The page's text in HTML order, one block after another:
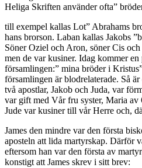
Heliga Skriften använder ofta”
till exempel kallas Lot” Abrahams
hans brorson. Laban kallas Jakobs
Söner Oziel och Aron, söner Cis
men de var kusiner. Idag kommer
församlingen:” mina bröder i
församlingen är blodrelaterade. Så
två apostlar, Jakob och Juda, var
var gift med Vår fru syster, Maria av
Jude var kusiner till vår Herre och,
James den mindre var den första
aposteln att lida martyrskap. Därför
eftersom han var den första av
konstigt att James skrev i sitt brev: